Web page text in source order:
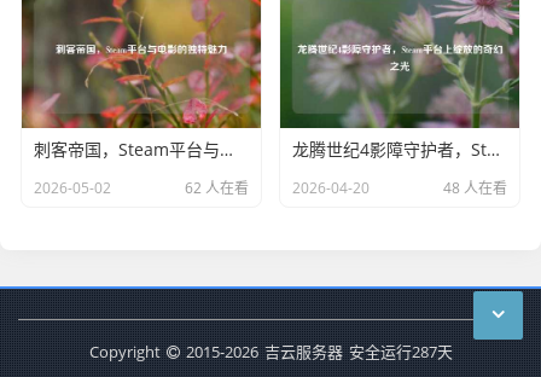
刺客帝国，Steam平台与电影的独特魅力
2026-05-02 62 人在看
龙腾世纪4影障守护者，Steam平台上绽放的奇幻之光
2026-04-20 48 人在看
Copyright 2015-2026 吉云服务器 安全运行287天